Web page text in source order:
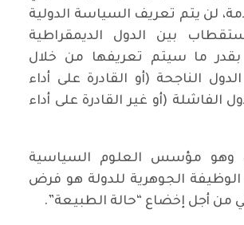
لن يتم تعريف السياسة الدولية
بين الدول الديمقراطية
بقدر ما سيتم تعريفها من خلال
الناجحة (أو القادرة على أداء
الفاشلة (أو غير القادرة على أداء
وهو مؤسس العلوم السياسية
الوظيفة الجوهرية للدولة هو فرض
من أجل إخضاع “حالة الطبيعة”.